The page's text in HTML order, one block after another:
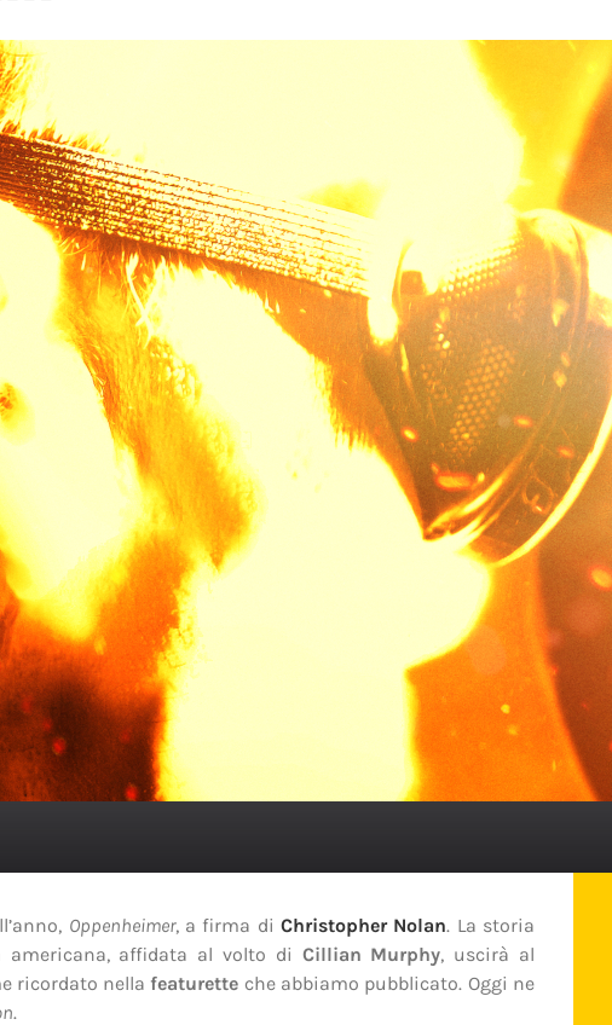
Oppenheimer, a firma diChristopher Nolan. La storia
americana, affidata al volto di Cillian Murphy, uscirà al
ricordato nella featurette che abbiamo pubblicato. Oggi ne
.